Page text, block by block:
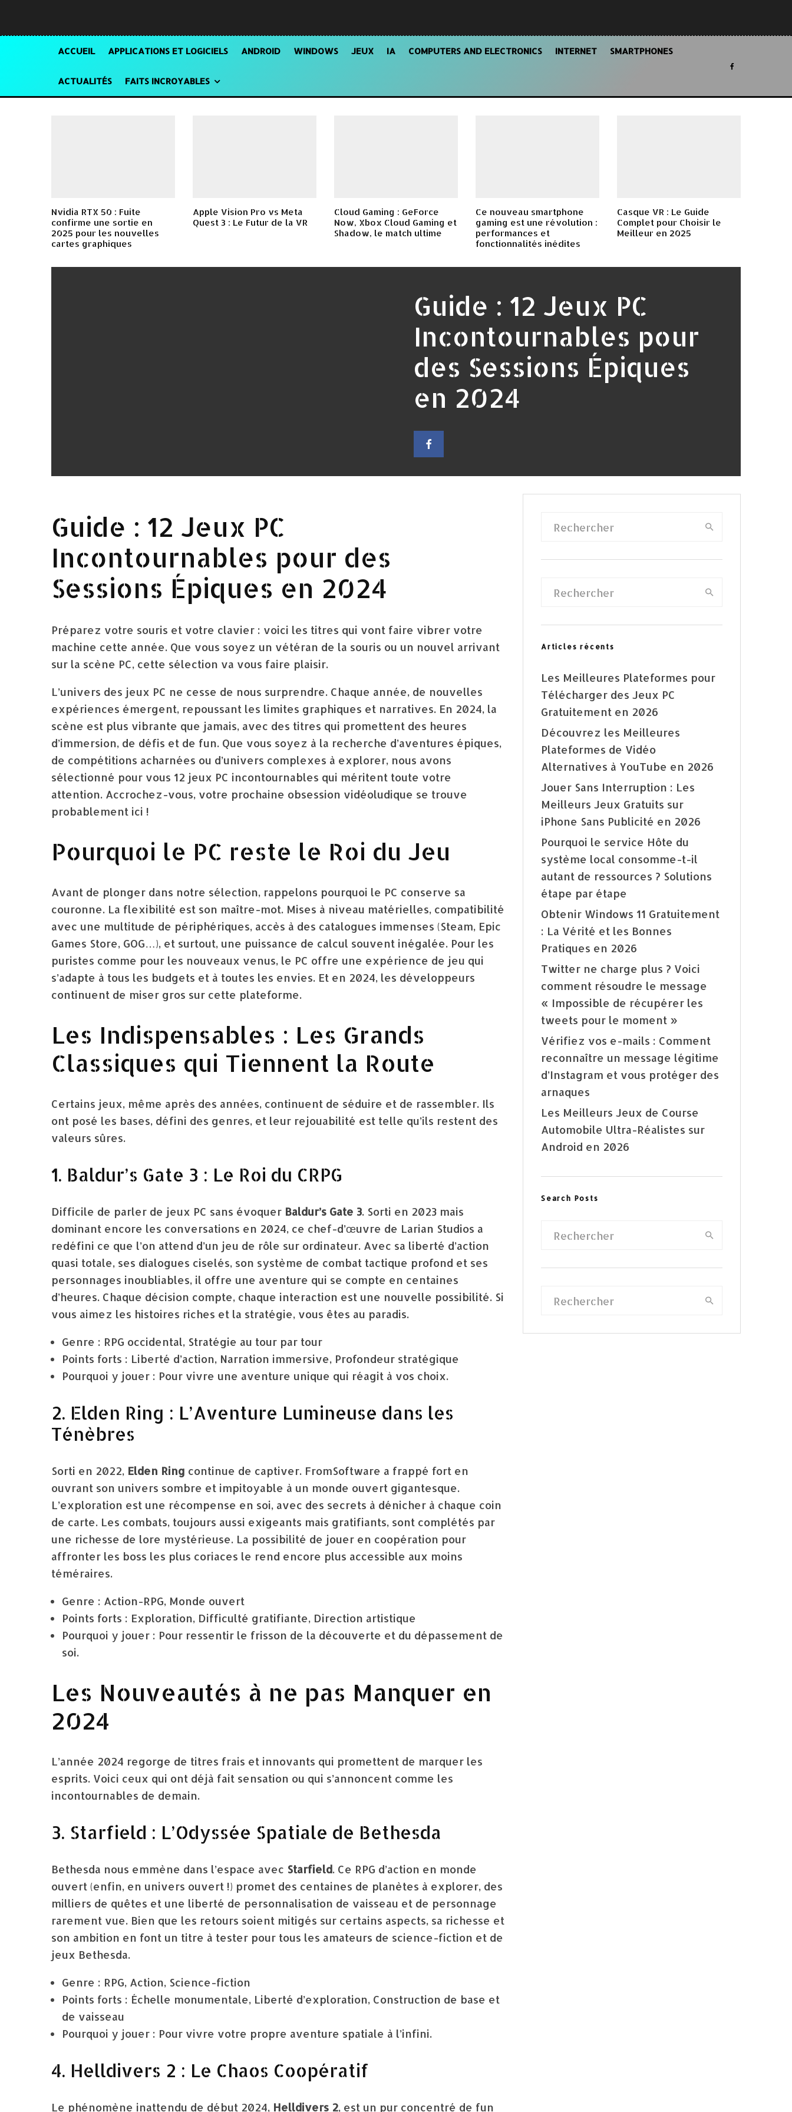
ACCUEIL APPLICATIONS ET LOGICIELS ANDROID WINDOWS JEUX IA COMPUTERS AND ELECTRONICS INTERNET SMARTPHONES
ACTUALITÉS FAITS INCROYABLES
Nvidia RTX 50 : Fuite
confirme une sortie en
2025 pour les nouvelles
cartes graphiques
Apple Vision Pro vs Meta
Quest 3 : Le Futur de la VR
Cloud Gaming : GeForce
Now, Xbox Cloud Gaming et
Shadow, le match ultime
Ce nouveau smartphone
gaming est une révolution :
performances et
fonctionnalités inédites
Casque VR : Le Guide
Complet pour Choisir le
Meilleur en 2025
Guide : 12 Jeux PC
Incontournables pour
des Sessions Épiques
en 2024
Guide : 12 Jeux PC
Incontournables pour des
Sessions Épiques en 2024
Préparez votre souris et votre clavier : voici les titres qui vont faire vibrer votre
machine cette année. Que vous soyez un vétéran de la souris ou un nouvel arrivant
sur la scène PC, cette sélection va vous faire plaisir.
L’univers des jeux PC ne cesse de nous surprendre. Chaque année, de nouvelles
expériences émergent, repoussant les limites graphiques et narratives. En 2024, la
scène est plus vibrante que jamais, avec des titres qui promettent des heures
d’immersion, de défis et de fun. Que vous soyez à la recherche d’aventures épiques,
de compétitions acharnées ou d’univers complexes à explorer, nous avons
sélectionné pour vous 12 jeux PC incontournables qui méritent toute votre
attention. Accrochez-vous, votre prochaine obsession vidéoludique se trouve
probablement ici !
Pourquoi le PC reste le Roi du Jeu
Avant de plonger dans notre sélection, rappelons pourquoi le PC conserve sa
couronne. La flexibilité est son maître-mot. Mises à niveau matérielles, compatibilité
avec une multitude de périphériques, accès à des catalogues immenses (Steam, Epic
Games Store, GOG…), et surtout, une puissance de calcul souvent inégalée. Pour les
puristes comme pour les nouveaux venus, le PC offre une expérience de jeu qui
s’adapte à tous les budgets et à toutes les envies. Et en 2024, les développeurs
continuent de miser gros sur cette plateforme.
Les Indispensables : Les Grands
Classiques qui Tiennent la Route
Certains jeux, même après des années, continuent de séduire et de rassembler. Ils
ont posé les bases, défini des genres, et leur rejouabilité est telle qu’ils restent des
valeurs sûres.
1. Baldur’s Gate 3 : Le Roi du CRPG
Difficile de parler de jeux PC sans évoquer Baldur’s Gate 3. Sorti en 2023 mais
dominant encore les conversations en 2024, ce chef-d’œuvre de Larian Studios a
redéfini ce que l’on attend d’un jeu de rôle sur ordinateur. Avec sa liberté d’action
quasi totale, ses dialogues ciselés, son système de combat tactique profond et ses
personnages inoubliables, il offre une aventure qui se compte en centaines
d’heures. Chaque décision compte, chaque interaction est une nouvelle possibilité. Si
vous aimez les histoires riches et la stratégie, vous êtes au paradis.
Genre : RPG occidental, Stratégie au tour par tour
Points forts : Liberté d’action, Narration immersive, Profondeur stratégique
Pourquoi y jouer : Pour vivre une aventure unique qui réagit à vos choix.
2. Elden Ring : L’Aventure Lumineuse dans les
Ténèbres
Sorti en 2022, Elden Ring continue de captiver. FromSoftware a frappé fort en
ouvrant son univers sombre et impitoyable à un monde ouvert gigantesque.
L’exploration est une récompense en soi, avec des secrets à dénicher à chaque coin
de carte. Les combats, toujours aussi exigeants mais gratifiants, sont complétés par
une richesse de lore mystérieuse. La possibilité de jouer en coopération pour
affronter les boss les plus coriaces le rend encore plus accessible aux moins
téméraires.
Genre : Action-RPG, Monde ouvert
Points forts : Exploration, Difficulté gratifiante, Direction artistique
Pourquoi y jouer : Pour ressentir le frisson de la découverte et du dépassement de
soi.
Les Nouveautés à ne pas Manquer en
2024
L’année 2024 regorge de titres frais et innovants qui promettent de marquer les
esprits. Voici ceux qui ont déjà fait sensation ou qui s’annoncent comme les
incontournables de demain.
3. Starfield : L’Odyssée Spatiale de Bethesda
Bethesda nous emmène dans l’espace avec Starfield. Ce RPG d’action en monde
ouvert (enfin, en univers ouvert !) promet des centaines de planètes à explorer, des
milliers de quêtes et une liberté de personnalisation de vaisseau et de personnage
rarement vue. Bien que les retours soient mitigés sur certains aspects, sa richesse et
son ambition en font un titre à tester pour tous les amateurs de science-fiction et de
jeux Bethesda.
Genre : RPG, Action, Science-fiction
Points forts : Échelle monumentale, Liberté d’exploration, Construction de base et
de vaisseau
Pourquoi y jouer : Pour vivre votre propre aventure spatiale à l’infini.
4. Helldivers 2 : Le Chaos Coopératif
Le phénomène inattendu de début 2024, Helldivers 2, est un pur concentré de fun
Articles récents
Les Meilleures Plateformes pour
Télécharger des Jeux PC
Gratuitement en 2026
Découvrez les Meilleures
Plateformes de Vidéo
Alternatives à YouTube en 2026
Jouer Sans Interruption : Les
Meilleurs Jeux Gratuits sur
iPhone Sans Publicité en 2026
Pourquoi le service Hôte du
système local consomme-t-il
autant de ressources ? Solutions
étape par étape
Obtenir Windows 11 Gratuitement
: La Vérité et les Bonnes
Pratiques en 2026
Twitter ne charge plus ? Voici
comment résoudre le message
« Impossible de récupérer les
tweets pour le moment »
Vérifiez vos e-mails : Comment
reconnaître un message légitime
d’Instagram et vous protéger des
arnaques
Les Meilleurs Jeux de Course
Automobile Ultra-Réalistes sur
Android en 2026
Search Posts